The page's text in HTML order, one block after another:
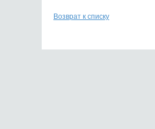
Возврат к списку